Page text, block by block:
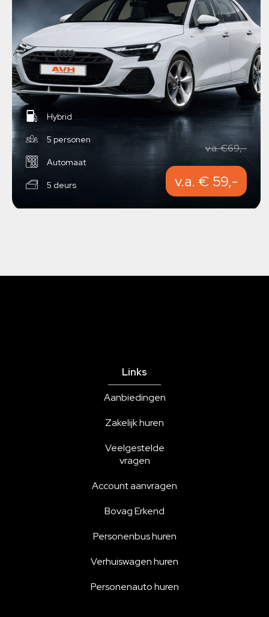
Hybrid
5 personen
Automaat
5 deurs
v.a. €69,-
v.a. € 59,-
Links
Aanbiedingen
Zakelijk huren
Veelgestelde
vragen
Account aanvragen
Bovag Erkend
Personenbus huren
Verhuiswagen huren
Personenauto huren